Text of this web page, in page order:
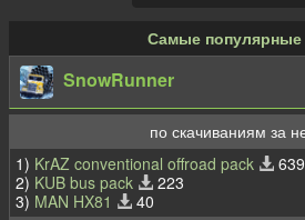
Самые популярные
SnowRunner
по скачиваниям за
1) KrAZ conventional offroad pack
639
2) KUB bus pack
223
3) MAN HX81
40